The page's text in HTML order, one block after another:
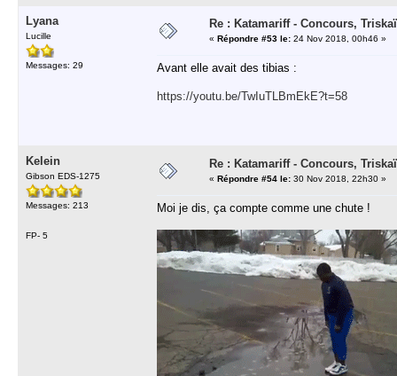
Lyana
Lucille
Messages: 29
Re : Katamariff - Concours,
« Répondre #53 le: 24 Nov 2018, 00h46 »
Avant elle avait des tibias :
https://youtu.be/TwIuTLBmEkE?t=58
Kelein
Gibson EDS-1275
Messages: 213
FP- 5
Re : Katamariff - Concours,
« Répondre #54 le: 30 Nov 2018, 22h30 »
Moi je dis, ça compte comme une chute !